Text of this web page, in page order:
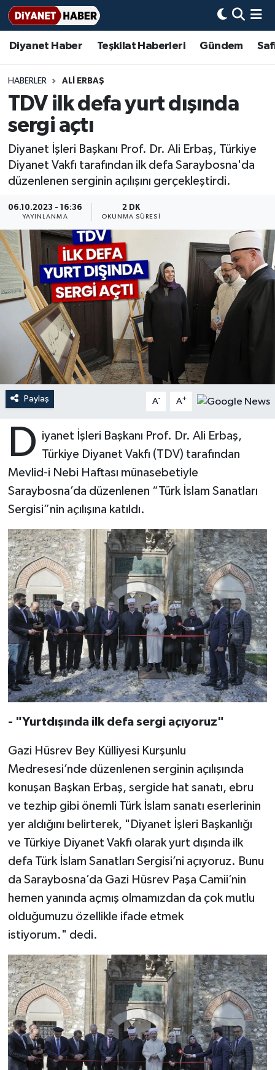
Diyanet Haber Teşkilat Haberleri Gündem
HABERLER ALİ ERBAŞ
TDV ilk defa yurt dışında
sergi açtı
Diyanet İşleri Başkanı Prof. Dr. Ali Erbaş, Türkiye
Diyanet Vakfı tarafından ilk defa Saraybosna'da
düzenlenen serginin açılışını gerçekleştirdi.
06.10.2023 - 16:36
YAYINLANMA
2 DK
OKUNMA SÜRESI
Paylaş A- A+
D iyanet İşleri Başkanı Prof. Dr. Ali Erbaş,
Türkiye Diyanet Vakfı (TDV) tarafından
Mevlid-i Nebi Haftası münasebetiyle
Saraybosna’da düzenlenen “Türk İslam Sanatları
Sergisi”nin açılışına katıldı.
- "Yurtdışında ilk defa sergi açıyoruz"
Gazi Hüsrev Bey Külliyesi Kurşunlu
Medresesi’nde düzenlenen serginin açılışında
konuşan Başkan Erbaş, sergide hat sanatı, ebru
ve tezhip gibi önemli Türk İslam sanatı eserlerinin
yer aldığını belirterek, "Diyanet İşleri Başkanlığı
ve Türkiye Diyanet Vakfı olarak yurt dışında ilk
defa Türk İslam Sanatları Sergisi’ni açıyoruz. Bunu
da Saraybosna’da Gazi Hüsrev Paşa Camii’nin
hemen yanında açmış olmamızdan da çok mutlu
olduğumuzu özellikle ifade etmek
istiyorum." dedi.
Diyanet Haber
Teşkilat Haberleri
Adana Müftülüğü
Adıyaman Müftülüğü
Afyonkarahisar Müftülüğü
Ağrı Müftülüğü
Aksaray Müftülüğü
Amasya Müftülüğü
Ankara Müftülüğü
Antalya Müftülüğü
Ardahan Müftülüğü
Artvin Müftülüğü
Aydın Müftülüğü
Balıkesir Müftülüğü
Batman Müftülüğü
Bayburt Müftülüğü
Bilecik Müftülüğü
Bingöl Müftülüğü
Bitlis Müftülüğü
Bolu Müftülüğü
Burdur Müftülüğü
Bursa Müftülüğü
Çanakkale Müftülüğü
Çorum Müftülüğü
Diyarbakır Müftülüğü
Düzce Müftülüğü
Edirne Müftülüğü
Elazığ Müftülüğü
Erzincan Müftülüğü
Erzurum Müftülüğü
Eskişehir Müftülüğü
Gaziantep Müftülüğü
Gündem
#Keşfet
Bir Ayet
Bir Hikaye
Biyografiler
Dini kavramlar
Diyanet Bilgi
Diyanet Takvimi
Dualar
Hadislerle İslam
Kudüs
Kurban
Mukabele
Peygamberimizin Hayatı
Sahabeler
Zekat
Basında Bugün
DİYANET eKİTAP
Diyanet Dergi
Aile Dergisi
Aylık Dergi
TDV
Hutbeler
DİYANET AKADEMİ
DİYANET GENÇLİK
DİYANET RADYO/TV
Dünya
Eğitim
İmam Hatip Okulları
Kültür-Sanat
Aile
Sağlık
Makaleler
Başmakale
Ekonomi
Duyurular
Podcast
Hadis-i Şerifler
Hayat Okumaları
Biyografiler
İhtida Haberleri
YAŞAM
Nöbetçi Eczaneler
Hava Durumu
Ankara Namaz Vakitleri
Trafik Durumu
Süper Lig Puan Durumu ve Fikstür
Tüm Manşetler
Son Dakika Haberleri
Haber Arşivi